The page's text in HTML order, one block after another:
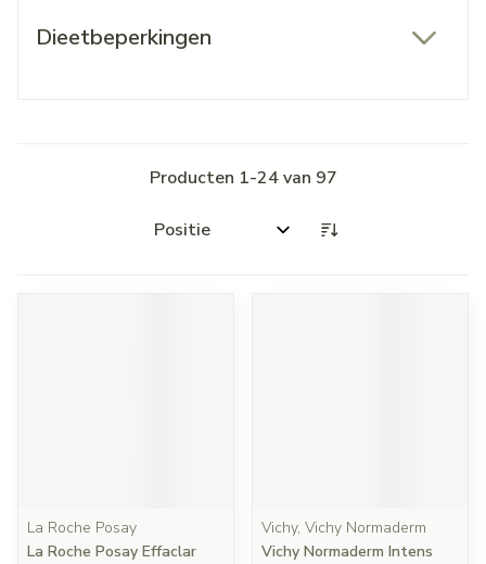
Dieetbeperkingen
Producten 1-24van 97
Sorteer op:
La Roche Posay
La Roche Posay Effaclar
Vichy, Vichy Normaderm
Vichy Normaderm Intens